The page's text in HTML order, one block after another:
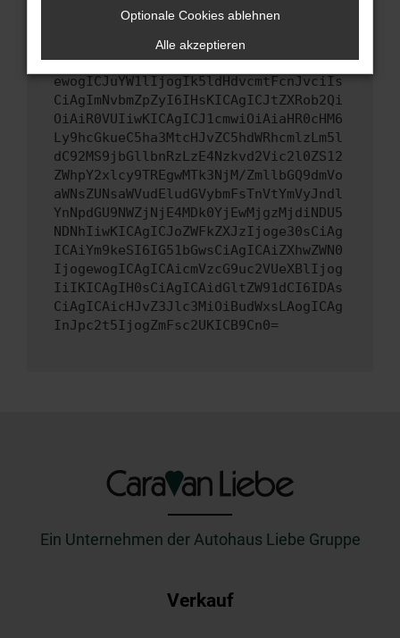
uns diesen Text schicken, um uns bei der
Fehlersuche zu unterstützen:
ewogICJuYW1lIjogIk5ldHdvcmtFcnJvciIs
CiAgImNvbmZpZyI6IHsKICAgICJtZXRob2Qi
OiAiR0VUIiwKICAgICJ1cmwiOiAiaHR0cHM6
Ly9hcGkueC5ha3MtcHJvZC5hdWRhcmlzLm5l
dC92MS9jbGllbnRzLzE4Nzkvd2Vic2l0ZS12
ZWhpY2xlcy9TREgwMTk3NjM/ZmllbGQ9dmVo
aWNsZUNsaWVudEludGVybmFsTnVtYmVyJndl
YnNpdGU9NWZjNjE4MDk0YjEwMjgzMjdiNDU5
NDNhIiwKICAgICJoZWFkZXJzIjoge30sCiAg
ICAiYm9keSI6IG51bGwsCiAgICAiZXhwZWN0
IjogewogICAgICAicmVzcG9uc2VUeXBlIjog
IiIKICAgIH0sCiAgICAidGltZW91dCI6IDAs
CiAgICAicHJvZ3Jlc3MiOiBudWxsLAogICAg
InJpc2t5IjogZmFsc2UKICB9Cn0=
Ein Unternehmen der Autohaus Liebe Gruppe
Verkauf
Optionale Cookies ablehnen
Alle akzeptieren